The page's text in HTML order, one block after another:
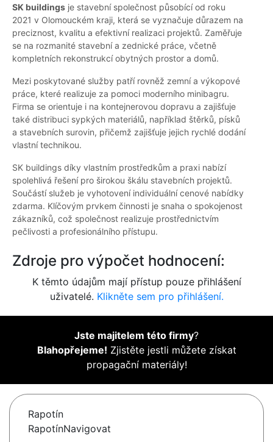
SK buildings je stavební společnost působící od roku
2021 v Olomouckém kraji, která se vyznačuje důrazem na
preciznost, kvalitu a efektivní realizaci projektů. Zaměřuje
se na rozmanité stavební a zednické práce, včetně
kompletních rekonstrukcí obytných prostor a domů.
Mezi poskytované služby patří rovněž zemní a výkopové
práce, které realizuje za pomoci moderního minibagru.
Firma se orientuje i na kontejnerovou dopravu a zajišťuje
také distribuci sypkých materiálů, například štěrků, písků
a stavebních surovin, přičemž zajišťuje jejich rychlé dodání
vlastní technikou.
SK buildings díky vlastním prostředkům a praxi nabízí
spolehlivá řešení pro širokou škálu stavebních projektů.
Součástí služeb je vyhotovení individuální cenové nabídky
zdarma. Klíčovým prvkem činnosti je snaha o spokojenost
zákazníků, což společnost realizuje prostřednictvím
pečlivosti a profesionálního přístupu.
Zdroje pro výpočet hodnocení:
K těmto údajům mají přístup pouze přihlášení
uživatelé. Klikněte sem pro přihlášení.
Jste majitelem této firmy?
Blahopřejeme! Zjistěte jestli můžete získat
propagační materiály!
Rapotín
RapotínNavigovat